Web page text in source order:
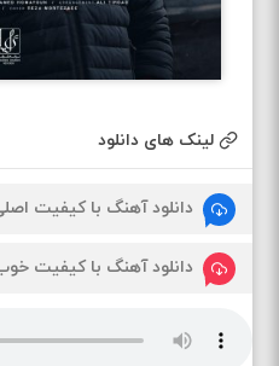
لینک های دانلود
دانلود آهنگ با کیفیت
دانلود آهنگ با کیفیت